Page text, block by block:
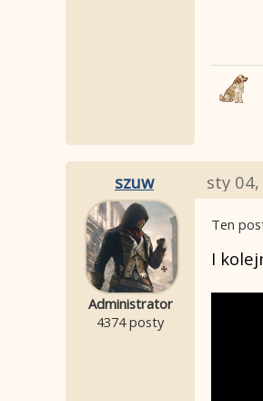
szuw sty
Administrator
4374 posty
Ten
I